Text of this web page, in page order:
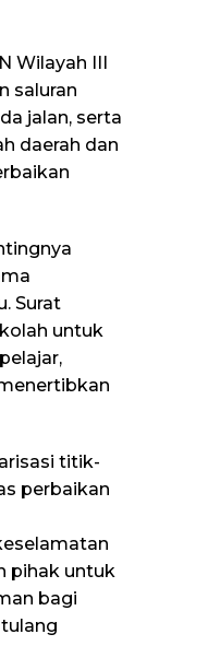
Wilayah III
saluran
jalan, serta
daerah dan
Surat
untuk
titik-
perbaikan
pihak untuk
bagi